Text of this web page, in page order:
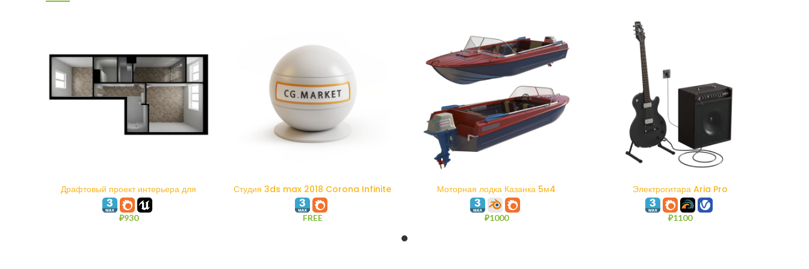
Драфтовый проект интерьера для
Unreal Engine и 3ds max Corona
Render
₽930
В КОРЗИНУ
Студия 3ds max 2018 Corona Infinite
Plane
FREE
В КОРЗИНУ
Моторная лодка Казанка 5м4
₽1000
В КОРЗИНУ
Электрогитара Aria Pro
₽1100